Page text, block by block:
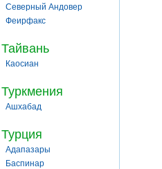
Северный Андовер
Феирфакс
Тайвань
Каосиан
Туркмения
Ашхабад
Турция
Адапазары
Баспинар